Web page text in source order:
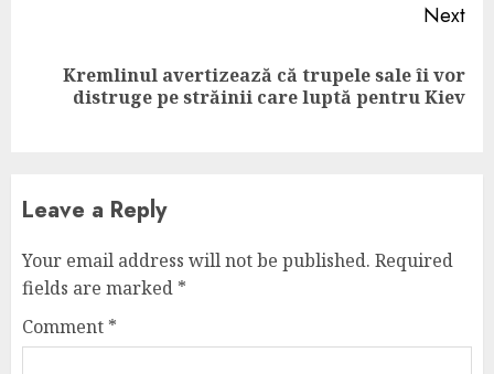
Next
Next
post:
Kremlinul avertizează că trupele sale îi vor
distruge pe străinii care luptă pentru Kiev
Leave a Reply
Your email address will not be published. Required
fields are marked *
Comment *